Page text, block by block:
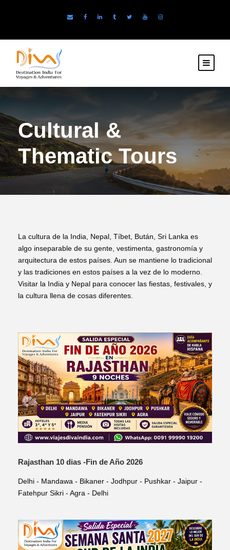
Cultural &
Thematic Tours
La cultura de la India, Nepal, Tíbet, Bután, Sri Lanka es
algo inseparable de su gente, vestimenta, gastronomía y
arquitectura de estos países. Aun se mantiene lo tradicional
y las tradiciones en estos países a la vez de lo moderno.
Visitar la India y Nepal para conocer las fiestas, festivales, y
la cultura llena de cosas diferentes.
Rajasthan 10 dias -Fin de Año 2026
Delhi - Mandawa - Bikaner - Jodhpur - Pushkar - Jaipur -
Fatehpur Sikri - Agra - Delhi